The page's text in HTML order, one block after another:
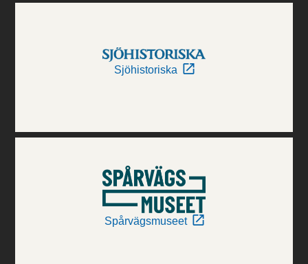
Sjöhistoriska
Spårvägsmuseet